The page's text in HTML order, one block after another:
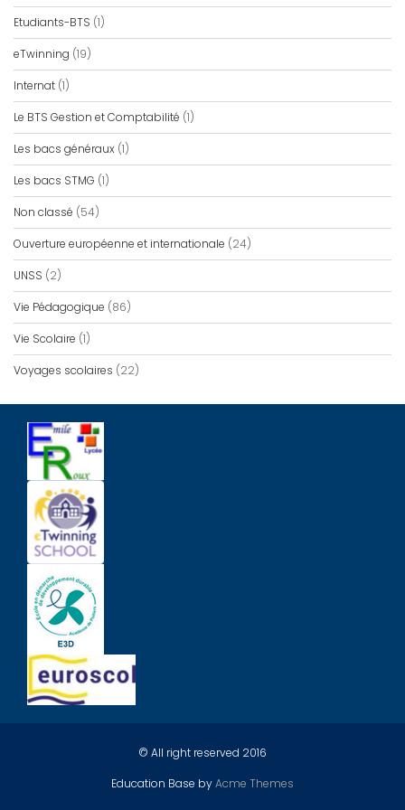
Etudiants-BTS (1)
eTwinning (19)
Internat (1)
Le BTS Gestion et Comptabilité (1)
Les bacs généraux (1)
Les bacs STMG (1)
Non classé (54)
Ouverture européenne et internationale (24)
UNSS (2)
Vie Pédagogique (86)
Vie Scolaire (1)
Voyages scolaires (22)
© All right reserved 2016
Education Base byAcme Themes